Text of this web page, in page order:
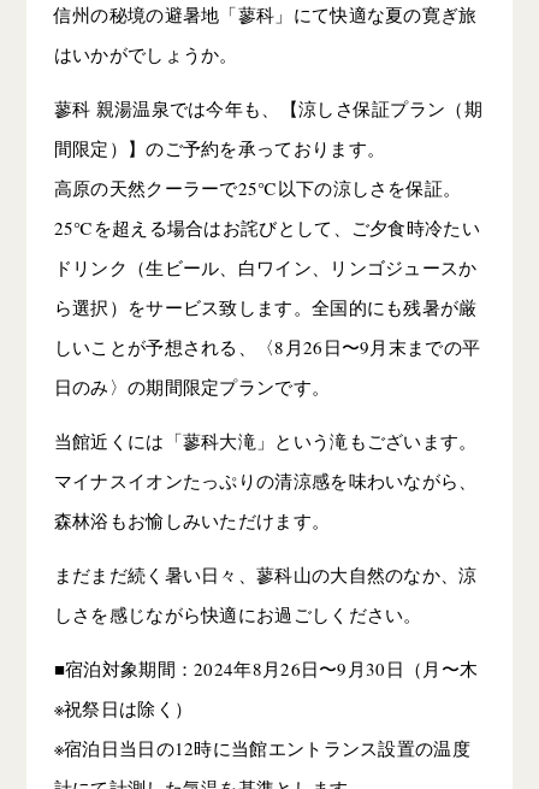
信州の秘境の避暑地「蓼科」にて快適な夏の寛ぎ旅
はいかがでしょうか。
蓼科 親湯温泉では今年も、【涼しさ保証プラン（期
間限定）】のご予約を承っております。
高原の天然クーラーで25℃以下の涼しさを保証。
25℃を超える場合はお詫びとして、ご夕食時冷たい
ドリンク（生ビール、白ワイン、リンゴジュースか
ら選択）をサービス致します。全国的にも残暑が厳
しいことが予想される、〈8月26日〜9月末までの平
日のみ〉の期間限定プランです。
当館近くには「蓼科大滝」という滝もございます。
マイナスイオンたっぷりの清涼感を味わいながら、
森林浴もお愉しみいただけます。
まだまだ続く暑い日々、蓼科山の大自然のなか、涼
しさを感じながら快適にお過ごしください。
■宿泊対象期間：2024年8月26日〜9月30日（月〜木
※祝祭日は除く）
※宿泊日当日の12時に当館エントランス設置の温度